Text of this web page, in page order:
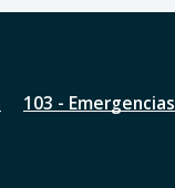
103 - Emergencias